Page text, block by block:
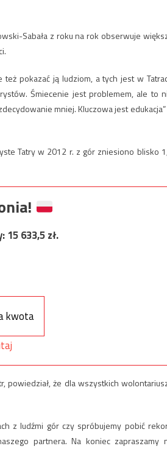
Sabała z roku na rok obserwuje
pokazać ją ludziom, a tych jest w
Śmiecenie jest problemem, ale to
mniej. Kluczowa jest
Tatry w 2012 r. z gór zniesiono blisko
15 633,5zł.
kwota
powiedział, że dla wszystkich
z ludźmi gór czy spróbujemy pobić
partnera. Na koniec zapraszamy